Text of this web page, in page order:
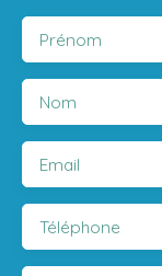
Prénom
Nom
Email
Téléphone